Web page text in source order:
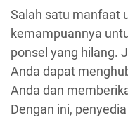
Salah satu manfaat
kemampuannya
ponsel yang hilang.
Anda dapat
Anda dan
Dengan ini,